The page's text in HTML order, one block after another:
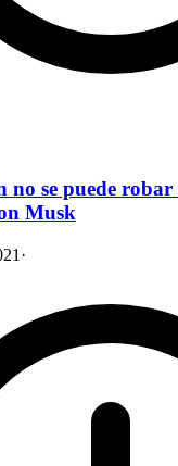
se puede robar
Musk
·